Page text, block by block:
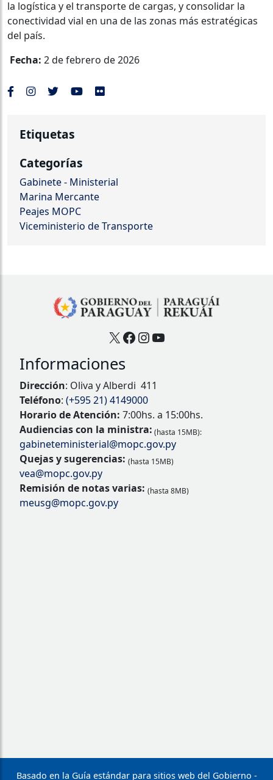
la logística y el transporte de cargas, y consolidar la
conectividad vial en una de las zonas más estratégicas
del país.
Fecha: 2 de febrero de 2026
Etiquetas
Categorías
Gabinete - Ministerial
Marina Mercante
Peajes MOPC
Viceministerio de Transporte
X Facebook
Instagram
YouTube
Informaciones
Dirección: Oliva y Alberdi 411
Teléfono: (+595 21) 4149000
Horario de Atención: 7:00hs. a 15:00hs.
Audiencias con la ministra: (hasta 15MB):
gabineteministerial@mopc.gov.py
Quejas y sugerencias: (hasta 15MB)
vea@mopc.gov.py
Remisión de notas varias: (hasta 8MB)
meusg@mopc.gov.py
Basado en la Guía estándar para sitios web del Gobierno -